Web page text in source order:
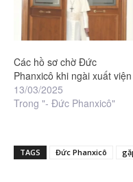
Các hồ sơ chờ Đức
Phanxicô khi ngài xuất viện
13/03/2025
Trong "- Đức Phanxicô"
TAGS Đức Phanxicô